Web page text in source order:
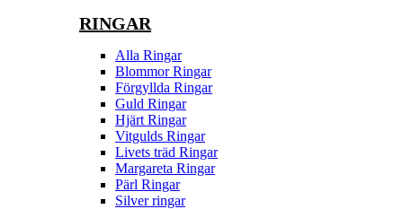
RINGAR
Alla Ringar
Blommor Ringar
Förgyllda Ringar
Guld Ringar
Hjärt Ringar
Vitgulds Ringar
Livets träd Ringar
Margareta Ringar
Pärl Ringar
Silver ringar